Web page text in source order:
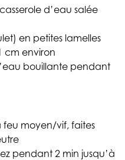
d’eau salée
en petites lamelles
cm environ
bouillante pendant
moyen/vif, faites
pendant 2 min jusqu’à